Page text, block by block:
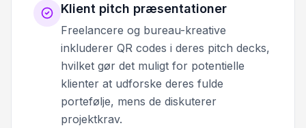
Klient pitch præsentationer
Freelancere og bureau-kreative
inkluderer QR codes i deres pitch decks,
hvilket gør det muligt for potentielle
klienter at udforske deres fulde
portefølje, mens de diskuterer
projektkrav.